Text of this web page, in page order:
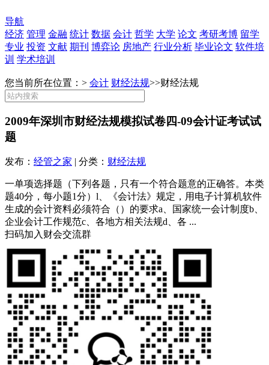
导航
经济 管理 金融 统计 数据 会计 哲学 大学 论文 考研考博 留学
专业 投资 文献 期刊 博弈论 房地产 行业分析 毕业论文 软件培
训 学术培训
您当前所在位置：> 会计 财经法规>>财经法规
2009年深圳市财经法规模拟试卷四-09会计证考试试
题
发布： 经管之家 | 分类： 财经法规
一单项选择题（下列各题，只有一个符合题意的正确答。本类
题40分，每小题1分）l、《会计法》规定，用电子计算机软件
生成的会计资料必须符合（）的要求a、国家统一会计制度b、
企业会计工作规范c、各地方相关法规d、各 ...
扫码加入财会交流群